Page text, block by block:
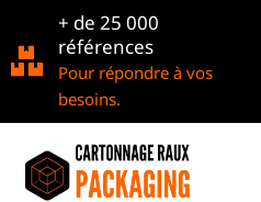
+ de 25 000
références
Pour répondre à vos
besoins.